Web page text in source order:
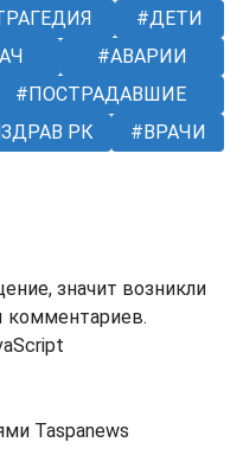
ДЕТИ
АВАРИИ
ПОСТРАДАВШИЕ
РК ВРАЧИ
значит возникли
комментариев.
Taspanews